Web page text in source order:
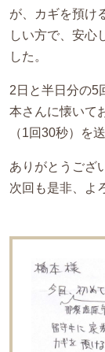
が、カギを預け
しい方で、安心
した。
2日と半日分の5
本さんに懐いて
（1回30秒）を
ありがとうござ
次回も是非、よ